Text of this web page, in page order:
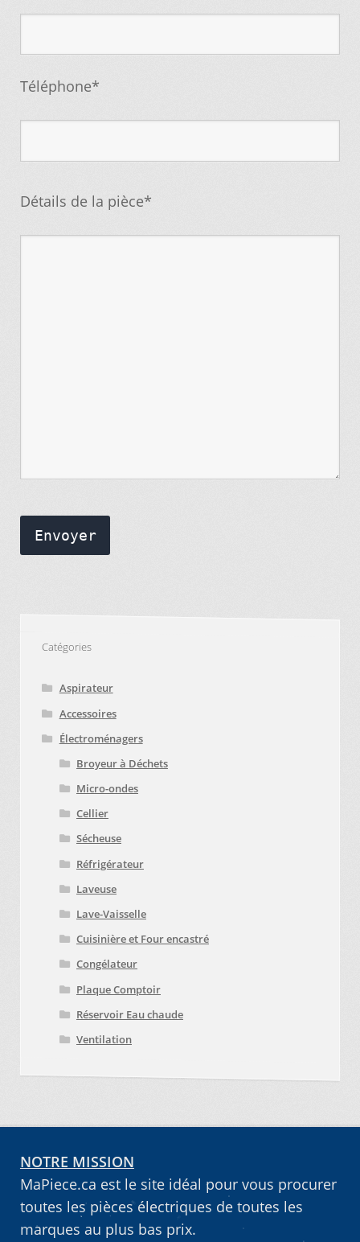
Téléphone*
Détails de la pièce*
Envoyer
Catégories
Aspirateur
Accessoires
Électroménagers
Broyeur à Déchets
Micro-ondes
Cellier
Sécheuse
Réfrigérateur
Laveuse
Lave-Vaisselle
Cuisinière et Four encastré
Congélateur
Plaque Comptoir
Réservoir Eau chaude
Ventilation
NOTRE MISSION
MaPiece.ca est le site idéal pour vous procurer
toutes les pièces électriques de toutes les
marques au plus bas prix.